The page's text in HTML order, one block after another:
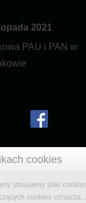
2021
PAU i PAN w
cookies
stosujemy pliki
cookies